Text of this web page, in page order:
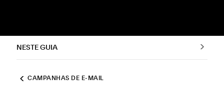
NESTE GUIA
CAMPANHAS DE E-MAIL